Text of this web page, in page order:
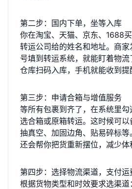
第二步：国内下单，坐等入库
你在淘宝、天猫、京东、1688
转运公司给的姓名和地址。商
号填到转运系统，就能盯着物流
仓库扫码入库，手机就能收到提
第三步：申请合箱与增值服务
等所有包裹到齐了，在系统里勾
选合箱或原箱转运。这时候可以
抽真空、加固边角、贴易碎标等
还会帮你把货重新摆位，减少体
第四步：选择物流渠道，支付运
根据货物类型和时效要求选渠道：